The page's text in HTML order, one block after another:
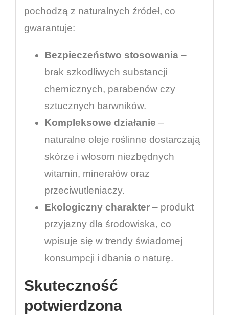
pochodzą z naturalnych źródeł, co
gwarantuje:
Bezpieczeństwo stosowania–
brak szkodliwych substancji
chemicznych, parabenów czy
sztucznych barwników.
Kompleksowe działanie –
naturalne oleje roślinne dostarczają
skórze i włosom niezbędnych
witamin, minerałów oraz
przeciwutleniaczy.
Ekologiczny charakter– produkt
przyjazny dla środowiska, co
wpisuje się w trendy świadomej
konsumpcji i dbania o naturę.
Skuteczność
potwierdzona